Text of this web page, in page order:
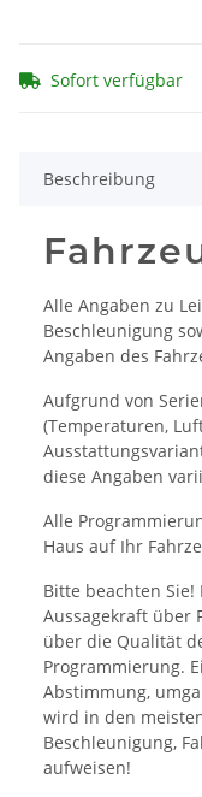
Sofort verfügbar
Beschreibung
Alle Angaben zu
Beschleunigung
Angaben des
Aufgrund von
(Temperaturen,
diese Angaben
Alle
Haus auf Ihr
Bitte beachten
Aussagekraft über
über die Qualität
Programmierung.
Abstimmung,
wird in den
Beschleunigung,
aufweisen!